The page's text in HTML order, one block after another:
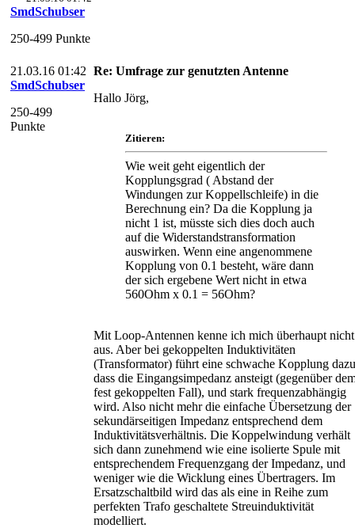
SmdSchubser
250-499 Punkte
21.03.16 01:42
SmdSchubser
250-499
Punkte
Re: Umfrage zur genutzten Antenne
Hallo Jörg,
Zitieren:
Wie weit geht eigentlich der
Kopplungsgrad ( Abstand der
Windungen zur Koppellschleife) in die
Berechnung ein? Da die Kopplung ja
nicht 1 ist, müsste sich dies doch auch
auf die Widerstandstransformation
auswirken. Wenn eine angenommene
Kopplung von 0.1 besteht, wäre dann
der sich ergebene Wert nicht in etwa
560Ohm x 0.1 = 56Ohm?
Mit Loop-Antennen kenne ich mich überhaupt nicht
aus. Aber bei gekoppelten Induktivitäten
(Transformator) führt eine schwache Kopplung
dass die Eingangsimpedanz ansteigt (gegenüber
fest gekoppelten Fall), und stark frequenzabhängig
wird. Also nicht mehr die einfache Übersetzung der
sekundärseitigen Impedanz entsprechend dem
Induktivitätsverhältnis. Die Koppelwindung verhält
sich dann zunehmend wie eine isolierte Spule mit
entsprechendem Frequenzgang der Impedanz, und
weniger wie die Wicklung eines Übertragers. Im
Ersatzschaltbild wird das als eine in Reihe zum
perfekten Trafo geschaltete Streuinduktivität
modelliert.